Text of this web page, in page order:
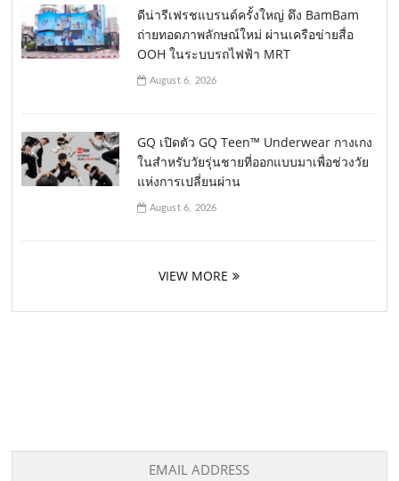
ดีน่ารีเฟรชแบรนด์ครั้งใหญ่ ดึง BamBam
ถ่ายทอดภาพลักษณ์ใหม่ ผ่านเครือข่ายสื่อ
OOH ในระบบรถไฟฟ้า MRT
August 6, 2026
GQ เปิดตัว GQ Teen™ Underwear กางเกง
ในสำหรับวัยรุ่นชายที่ออกแบบมาเพื่อช่วงวัย
แห่งการเปลี่ยนผ่าน
August 6, 2026
VIEW MORE